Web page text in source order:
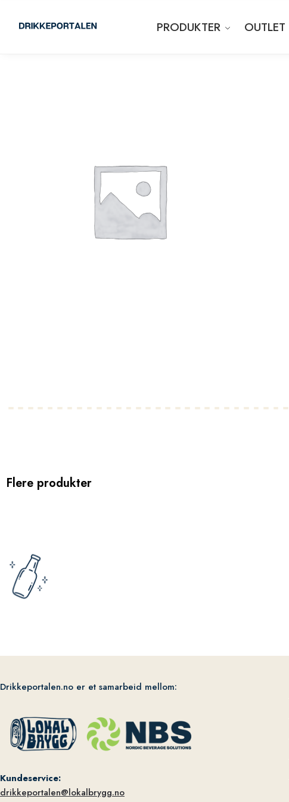
PRODUKTER OUTLET
Flere produkter
Drikkeportalen.no er et samarbeid mellom:
Kundeservice:
drikkeportalen@lokalbrygg.no